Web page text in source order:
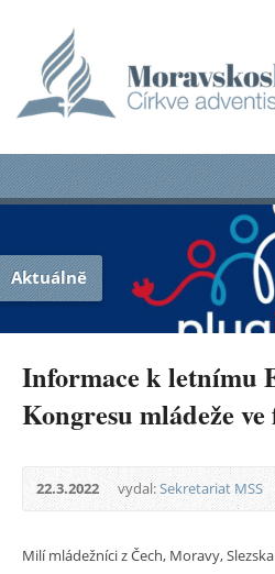
Aktuálně
Informace k letnímu
Kongresu mládeže
22.3.2022 vydal:Sekretariat MSS
Milí mládežníci z Čech, Moravy,